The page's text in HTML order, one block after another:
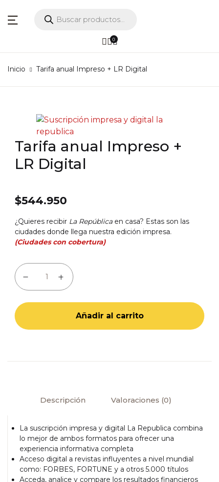
0
Menú
Libros
Larepublica.co
Cuenta
Contraseña *
Ingresar
Tu carrito (0)
Inicio Tarifa anual Impreso + LR Digital
Tarifa anual Impreso +
LR Digital
$544.950
¿Quieres recibir La Repúblicaen casa? Estas son las
ciudades donde llega nuestra edición impresa.
(Ciudades con cobertura)
Tarifa anual Impreso + LR Digital cantidad
Añadir al carrito
Descripción Valoraciones (0)
La suscripción impresa y digital La Republica combina
lo mejor de ambos formatos para ofrecer una
experiencia informativa completa
Acceso digital a revistas influyentes a nivel mundial
como: FORBES, FORTUNE y a otros 5.000 títulos
Acceda, analice y compare los resultados financieros